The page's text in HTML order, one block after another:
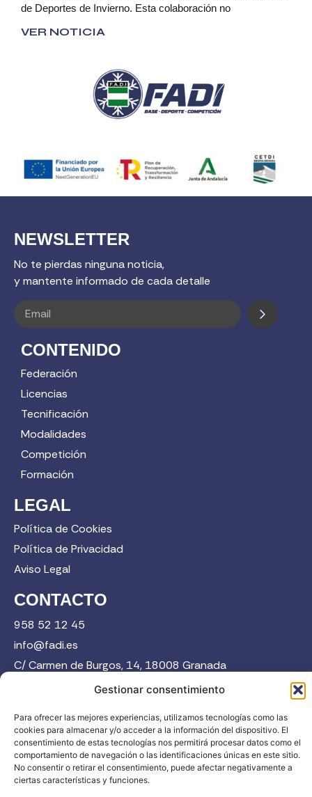
Gestionar consentimiento
Para ofrecer las mejores experiencias, utilizamos tecnologías como las
cookies para almacenar y/o acceder a la información del dispositivo. El
consentimiento de estas tecnologías nos permitirá procesar datos como el
comportamiento de navegación o las identificaciones únicas en este sitio.
No consentir o retirar el consentimiento, puede afectar negativamente a
ciertas características y funciones.
de Deportes de Invierno. Esta colaboración no
VER NOTICIA
NEWSLETTER
No te pierdas ninguna noticia,
y mantente informado de cada detalle
CONTENIDO
Federación
Licencias
Tecnificación
Modalidades
Competición
Formación
LEGAL
Política de Cookies
Política de Privacidad
Aviso Legal
CONTACTO
958 52 12 45
info@fadi.es
C/ Carmen de Burgos, 14, 18008 Granada
Contacta